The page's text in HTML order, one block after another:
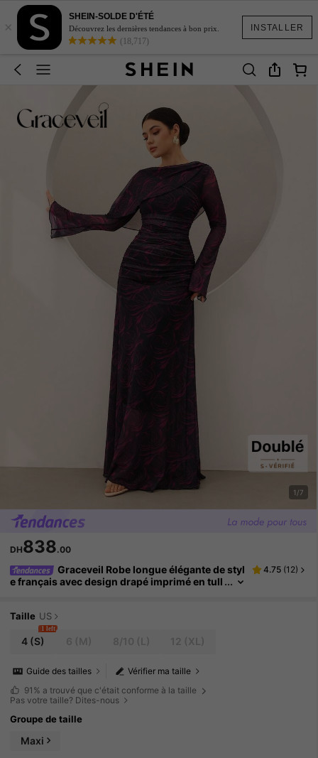
INSTALLER
×
SHEIN-SOLDE D'ÉTÉ
Découvrez les dernières tendances à bon prix.
(18,717)
1/7
DH838.00
Graceveil Robe longue élégante de styl
e français avec design drapé imprimé en tull
4.75 (12)
Taille US
4 (S)
1 left
Vérifier ma taille
Guide des tailles
91% a trouvé que c'était conforme à la taille
Pas votre taille? Dites-nous
Groupe de taille
Maxi